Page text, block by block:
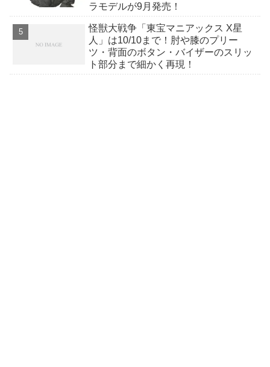
ラモデルが9月発売！
怪獣大戦争「東宝マニアックス X星
人」は10/10まで！肘や膝のプリー
ツ・背面のボタン・バイザーのスリッ
ト部分まで細かく再現！